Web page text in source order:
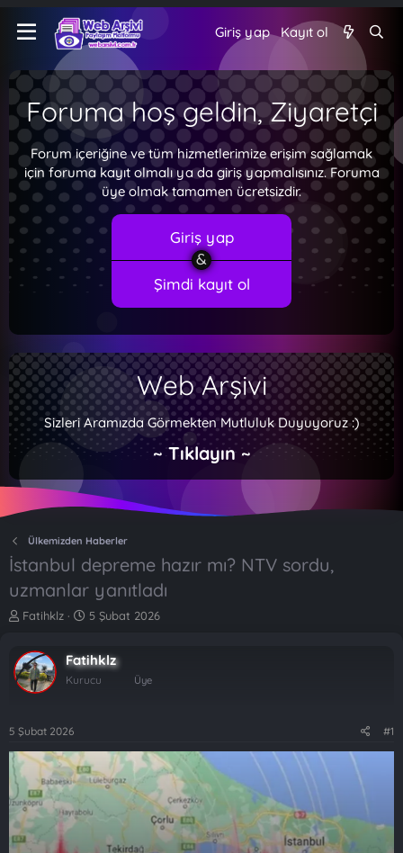
Giriş yap Kayıt ol
Foruma hoş geldin, Ziyaretçi
Forum içeriğine ve tüm hizmetlerimize erişim sağlamak
için foruma kayıt olmalı ya da giriş yapmalısınız. Foruma
üye olmak tamamen ücretsizdir.
Giriş yap
Şimdi kayıt ol
Web Arşivi
Sizleri Aramızda Görmekten Mutluluk Duyuyoruz :)
~ Tıklayın ~
Ülkemizden Haberler
İstanbul depreme hazır mı? NTV sordu,
uzmanlar yanıtladı
K
b
u
y
b
ş
l
a
t
a
n
Fatihklz
B
l
a
t
a
i
5 Şubat 2026
Fatihklz
Kurucu Üye
5 Şubat 2026 #1